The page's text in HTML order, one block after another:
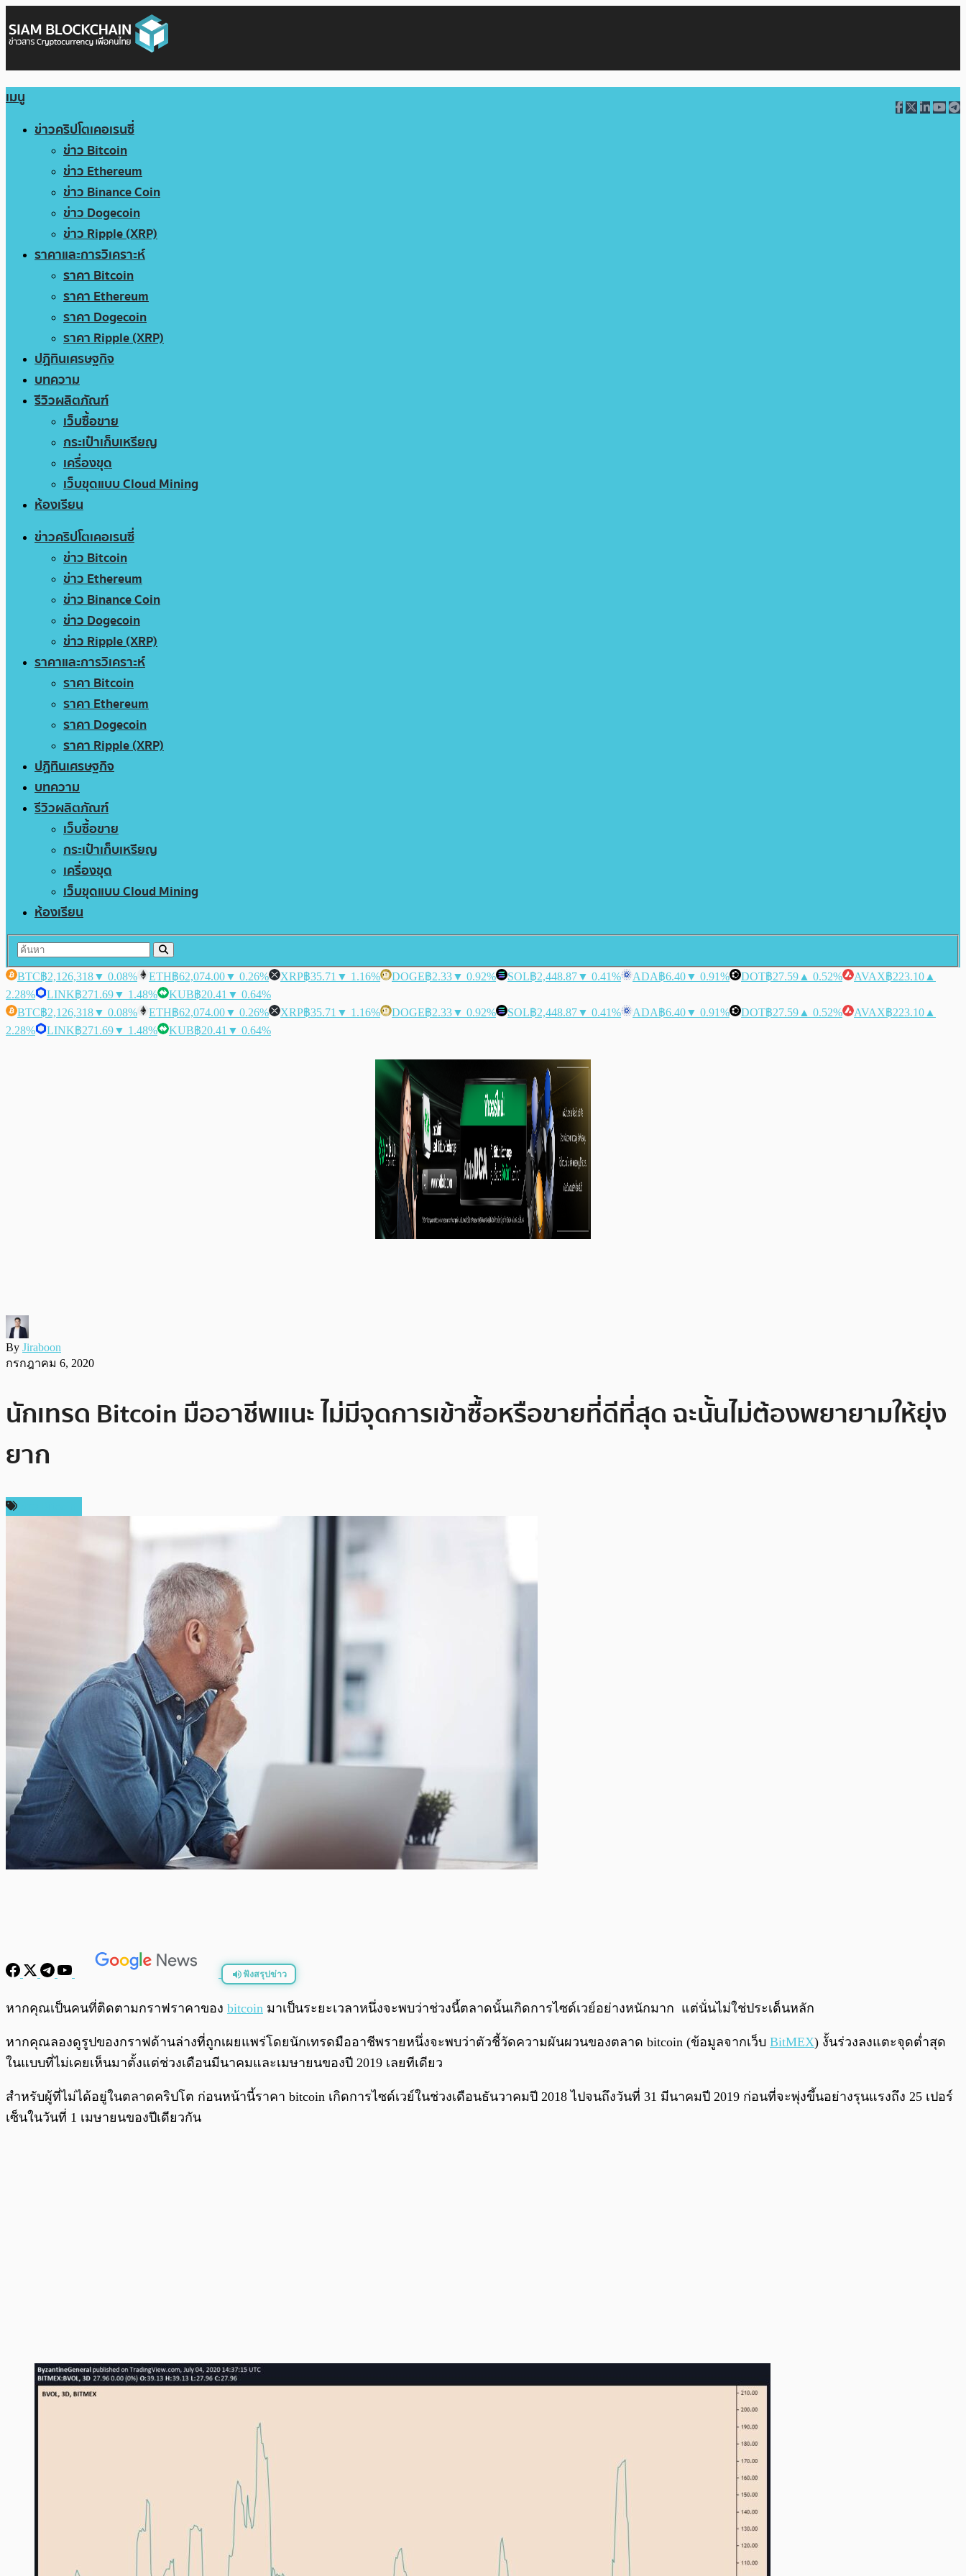
เมนู
ข่าวคริปโตเคอเรนซี่
ข่าว Bitcoin
ข่าว Ethereum
ข่าว Binance Coin
ข่าว Dogecoin
ข่าว Ripple (XRP)
ราคาและการวิเคราะห์
ราคา Bitcoin
ราคา Ethereum
ราคา Dogecoin
ราคา Ripple (XRP)
ปฏิทินเศรษฐกิจ
บทความ
รีวิวผลิตภัณฑ์
เว็บซื้อขาย
กระเป๋าเก็บเหรียญ
เครื่องขุด
เว็บขุดแบบ Cloud Mining
ห้องเรียน
ข่าวคริปโตเคอเรนซี่
ข่าว Bitcoin
ข่าว Ethereum
ข่าว Binance Coin
ข่าว Dogecoin
ข่าว Ripple (XRP)
ราคาและการวิเคราะห์
ราคา Bitcoin
ราคา Ethereum
ราคา Dogecoin
ราคา Ripple (XRP)
ปฏิทินเศรษฐกิจ
บทความ
รีวิวผลิตภัณฑ์
เว็บซื้อขาย
กระเป๋าเก็บเหรียญ
เครื่องขุด
เว็บขุดแบบ Cloud Mining
ห้องเรียน
BTC฿2,126,318▼ 0.08% ETH฿62,074.00▼ 0.26% XRP฿35.71 ▼ 1.16% DOGE฿2.33▼ 0.92% SOL฿2,448.87▼ 0.41% ADA฿6.40▼ 0.91% DOT฿27.59 ▲ 0.52% AVAX฿223.10 ▲
2.28%
LINK฿271.69▼ 1.48% KUB฿20.41 ▼ 0.64%
BTC฿2,126,318▼ 0.08% ETH฿62,074.00▼ 0.26% XRP฿35.71 ▼ 1.16% DOGE฿2.33▼ 0.92% SOL฿2,448.87▼ 0.41% ADA฿6.40▼ 0.91% DOT฿27.59 ▲ 0.52% AVAX฿223.10 ▲
2.28%
LINK฿271.69▼ 1.48% KUB฿20.41 ▼ 0.64%
By Jiraboon
กรกฎาคม 6, 2020
นักเทรด Bitcoin มืออาชีพแนะ ไม่มีจุดการเข้าซื้อหรือขายที่ดีที่สุด ฉะนั้นไม่ต้องพยายามให้ยุ่ง
ยาก
ฟังสรุปข่าว
พร้อมเล่น
หากคุณเป็นคนที่ติดตามกราฟราคาของ bitcoin มาเป็นระยะเวลาหนึ่งจะพบว่าช่วงนี้ตลาดนั้นเกิดการไซด์เวย์อย่างหนักมาก แต่นั่นไม่ใช่ประเด็นหลัก
หากคุณลองดูรูปของกราฟด้านล่างที่ถูกเผยแพร่โดยนักเทรดมืออาชีพรายหนึ่งจะพบว่าตัวชี้วัดความผันผวนของตลาด bitcoin (ข้อมูลจากเว็บ BitMEX) งั้นร่วงลงแตะจุดต่ำสุด
ในแบบที่ไม่เคยเห็นมาตั้งแต่ช่วงเดือนมีนาคมและเมษายนของปี 2019 เลยทีเดียว
สำหรับผู้ที่ไม่ได้อยู่ในตลาดคริปโต ก่อนหน้านี้ราคา bitcoin เกิดการไซด์เวย์ในช่วงเดือนธันวาคมปี 2018 ไปจนถึงวันที่ 31 มีนาคมปี 2019 ก่อนที่จะพุ่งขึ้นอย่างรุนแรงถึง 25 เปอร์
เซ็นในวันที่ 1 เมษายนของปีเดียวกัน